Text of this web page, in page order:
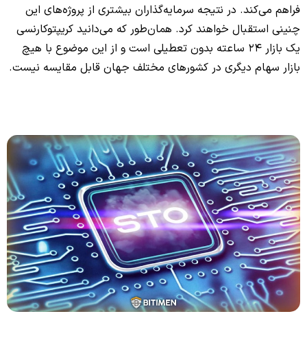
فراهم می‌کند. در نتیجه سرمایه‌گذاران بیشتری از پروژه‌های این
چنینی استقبال خواهند کرد. همان‌طور که می‌دانید کریپتوکارنسی
یک بازار 24 ساعته بدون تعطیلی است و از این موضوع با هیچ
بازار سهام دیگری در کشورهای مختلف جهان قابل مقایسه نیست.